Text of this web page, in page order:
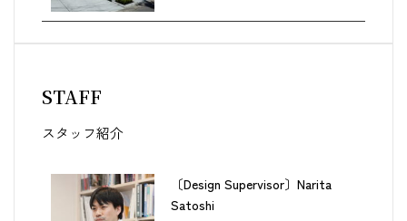
STAFF
スタッフ紹介
〔Design Supervisor〕Narita
Satoshi